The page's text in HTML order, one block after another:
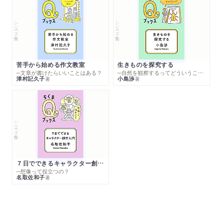
シリーズ・全集
苦手から始める作文教室
─文章が書けたらいいことはある？
津村記久子著
シリーズ・全集
生きものを探究する
─自然を観察するってどういうこと？
小島渉著
シリーズ・全集
７日でできるキャラクター創作入門
─想像って役立つの？
名取佐和子著